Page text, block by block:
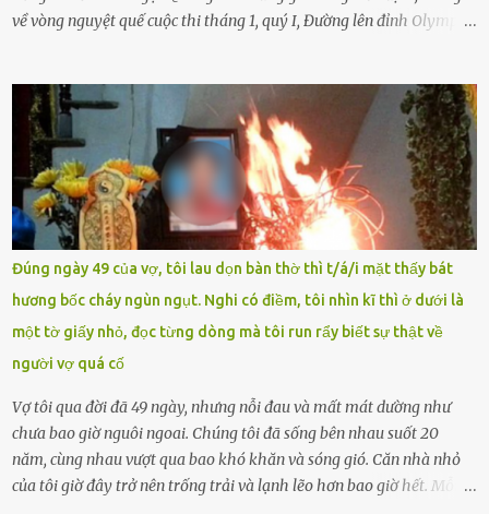
về vòng nguyệt quế cuộc thi tháng 1, quý I, Đường lên đỉnh Olympia.
chưa phù hợp, gây xôn xao, bức xúc trong dư luận. Ngay sau đó,
Trường THPT Chuyên Nguyễn Tất Thành báo cáo xác nhận tài
khoản Chu Vinh là của học sinh Chu Ngọc Quang Vinh, lớp 12 Anh
của nhà trường. Nam sinh này từng giành ngôi vô địch, mang về
vòng nguyệt quế cuộc thi tháng 1, quý I, Đường lên đỉnh Olympia
năm thứ 24. Quá trình giáo dục, học sinh Chu Ngọc Quang Vinh đã
nhận thức được nội dung bài viết của bản thân trên mạng xã hội
ngày 1.9 là chưa phù hợp nên đã chủ động gỡ bài viết và đăng bài
xin lỗi trên trang Facebook cá nhân. Chu Ngọc Quang Vinh làm việc
với cơ quan chức năng. Ảnh: Đơn vị cung...
Đúng ngày 49 của vợ, tôi lau dọn bàn thờ thì t/á/i mặt thấy bát
hương bốc cháy ngùn ngụt. Nghi có điềm, tôi nhìn kĩ thì ở dưới là
một tờ giấy nhỏ, đọc từng dòng mà tôi run rẩy biết sự thật về
người vợ quá cố
Vợ tôi qua đời đã 49 ngày, nhưng nỗi đau và mất mát dường như
chưa bao giờ nguôi ngoai. Chúng tôi đã sống bên nhau suốt 20
năm, cùng nhau vượt qua bao khó khăn và sóng gió. Căn nhà nhỏ
của tôi giờ đây trở nên trống trải và lạnh lẽo hơn bao giờ hết. Mỗi